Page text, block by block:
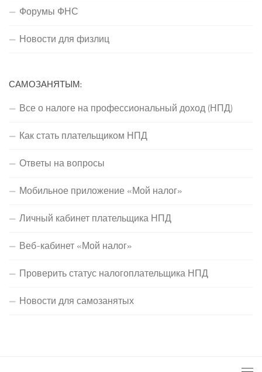
Форумы ФНС
Новости для физлиц
САМОЗАНЯТЫМ:
Все о налоге на профессиональный доход (НПД)
Как стать плательщиком НПД
Ответы на вопросы
Мобильное приложение «Мой налог»
Личный кабинет плательщика НПД
Веб-кабинет «Мой налог»
Проверить статус налогоплательщика НПД
Новости для самозанятых